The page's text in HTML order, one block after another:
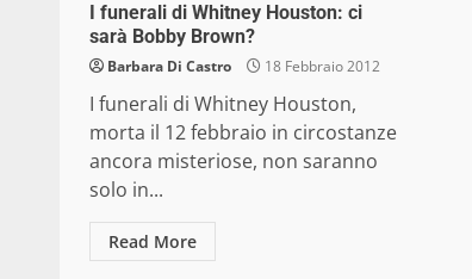
I funerali di Whitney Houston: ci
sarà Bobby Brown?
Barbara Di Castro 18 Febbraio 2012
I funerali di Whitney Houston,
morta il 12 febbraio in circostanze
ancora misteriose, non saranno
solo in...
Read More